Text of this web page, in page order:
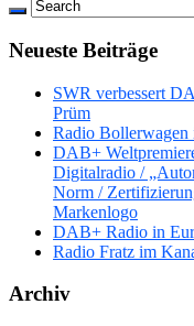
Neueste Beiträge
SWR verbessert
Prüm
Radio Bollerwagen
DAB+
Digitalradio /
Norm /
Markenlogo
DAB+ Radio in
Radio Fratz im
Archiv